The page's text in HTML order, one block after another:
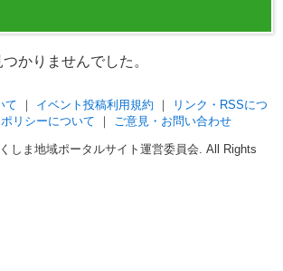
かりませんでした。
て イベント投稿利用規約
リンク・RSSにつ
リシーについて ご意見・お問い合わせ
しま地域ポータルサイト運営委員会. All Rights